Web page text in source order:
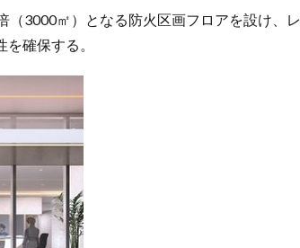
3000㎡）となる防火区画フロアを設け、レ
確保する。